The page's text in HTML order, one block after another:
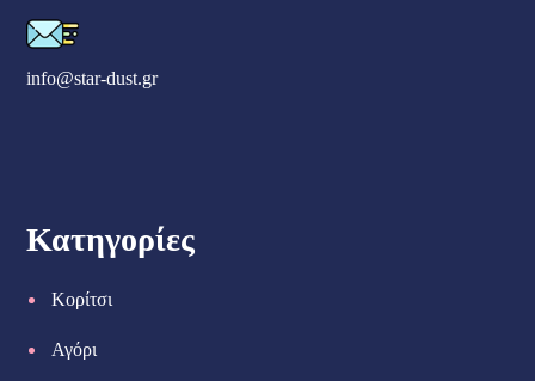
info@star-dust.gr
Κατηγορίες
Κορίτσι
Αγόρι